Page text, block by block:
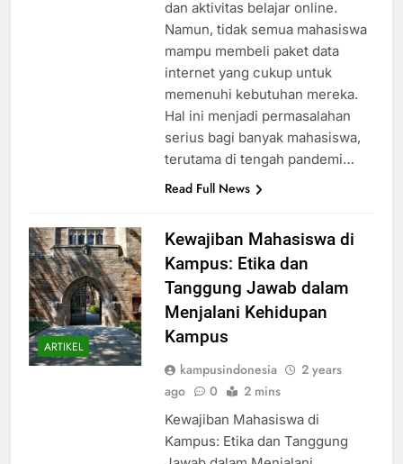
dan aktivitas belajar online.
Namun, tidak semua mahasiswa
mampu membeli paket data
internet yang cukup untuk
memenuhi kebutuhan mereka.
Hal ini menjadi permasalahan
serius bagi banyak mahasiswa,
ARTIKEL
Kewajiban Mahasiswa di
Kampus: Etika dan
Tanggung Jawab dalam
Menjalani Kehidupan
Kampus
kampusindonesia
Kewajiban Mahasiswa di
Kampus: Etika dan Tanggung